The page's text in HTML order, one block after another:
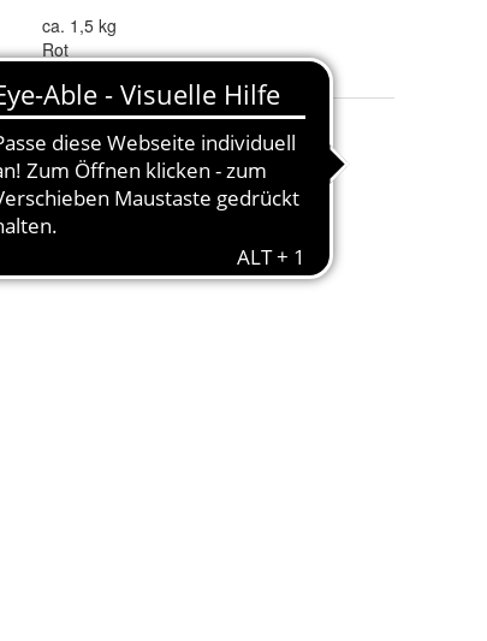
ca. 1,5 kg
Rot